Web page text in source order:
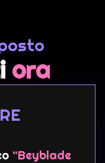
ora
“Beyblade